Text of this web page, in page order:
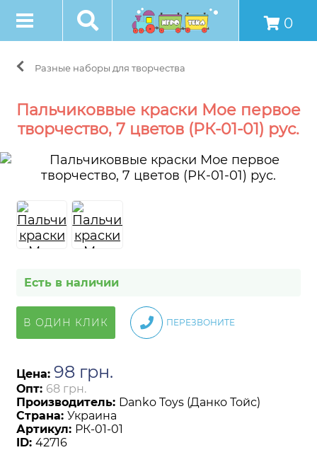
0
Разные наборы для творчества
Пальчиковвые краски Мое первое
творчество, 7 цветов (РК-01-01) рус.
Есть в наличии
В ОДИН КЛИК ПЕРЕЗВОНИТЕ
Цена: 98 грн.
Опт: 68 грн.
Производитель: Danko Toys (Данко Тойс)
Страна: Украина
Артикул: РК-01-01
ID: 42716